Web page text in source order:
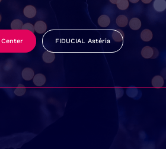
Center FIDUCIAL Astéria